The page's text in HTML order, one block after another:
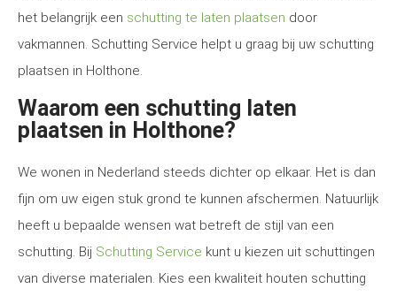
het belangrijk een schutting te laten plaatsen door
vakmannen. Schutting Service helpt u graag bij uw schutting
plaatsen in Holthone.
Waarom een schutting laten
plaatsen in Holthone?
We wonen in Nederland steeds dichter op elkaar. Het is dan
fijn om uw eigen stuk grond te kunnen afschermen. Natuurlijk
heeft u bepaalde wensen wat betreft de stijl van een
schutting. Bij Schutting Service kunt u kiezen uit schuttingen
van diverse materialen. Kies een kwaliteit houten schutting